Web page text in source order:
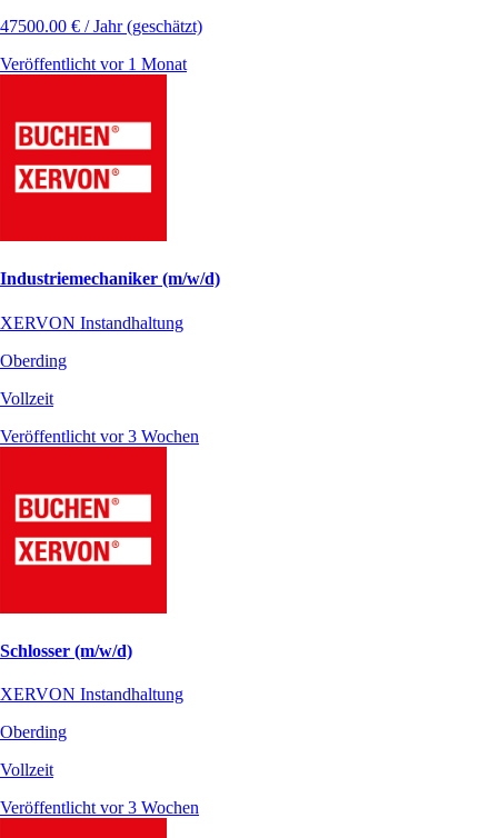
47500.00 € / Jahr (geschätzt)
Veröffentlicht vor 1 Monat
Industriemechaniker (m/w/d)
XERVON Instandhaltung
Oberding
Vollzeit
Veröffentlicht vor 3 Wochen
Schlosser (m/w/d)
XERVON Instandhaltung
Oberding
Vollzeit
Veröffentlicht vor 3 Wochen